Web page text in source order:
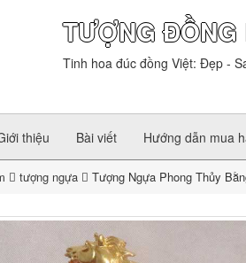
TƯỢNG ĐỒNG
Tinh hoa đúc đồng Việt: Đẹp -
thiệu Bài viết Hướng dẫn mua
tượng ngựa Tượng Ngựa Phong Thủy